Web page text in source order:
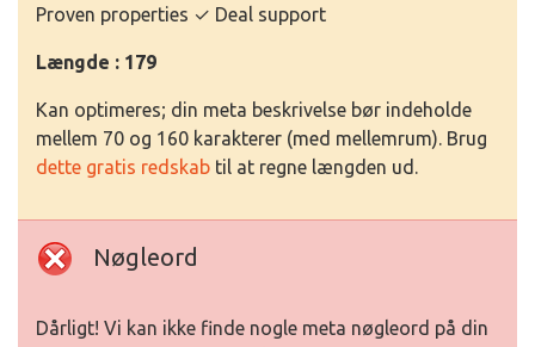
Proven properties ✓ Deal support
Længde : 179
Kan optimeres; din meta beskrivelse bør indeholde
mellem 70 og 160 karakterer (med mellemrum). Brug
dette gratis redskab til at regne længden ud.
Nøgleord
Dårligt! Vi kan ikke finde nogle meta nøgleord på din